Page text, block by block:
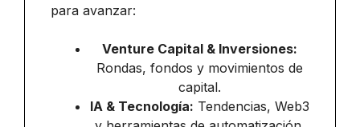
para avanzar:
Venture Capital & Inversiones:
Rondas, fondos y movimientos de
capital.
IA & Tecnología: Tendencias, Web3